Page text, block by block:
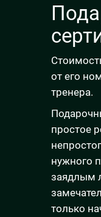
от его
тренера.
простое
нужного
заядлым
только